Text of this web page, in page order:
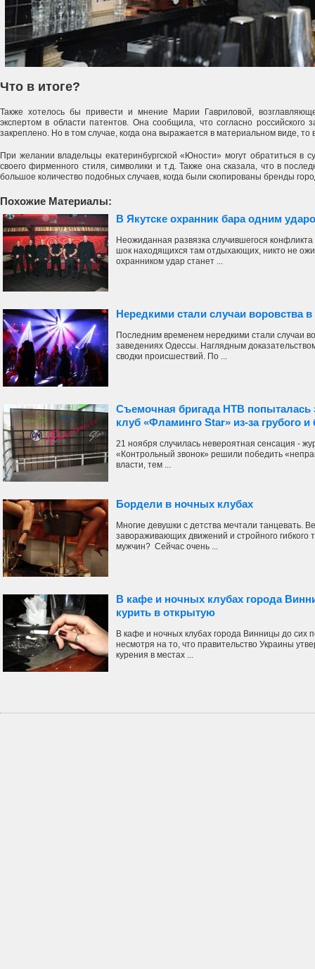
Что в итоге?
Также хотелось бы привести и мнение Марии Гавриловой,
экспертом в области патентов. Она сообщила, что согласно
закреплено. Но в том случае, когда она выражается в материальном виде, то
При желании владельцы екатеринбургской «Юности» могут обратиться в
своего фирменного стиля, символики и т.д. Также она сказала, что в
большое количество подобных случаев, когда были скопированы бренды
Похожие Материалы:
В Якутске охранник бара одним
Неожиданная развязка случившегося
шок находящихся там отдыхающих, никто не
охранником удар станет ...
Нередкими стали случаи воровства
Последним временем нередкими стали случаи
заведениях Одессы. Наглядным
сводки происшествий. По ...
Съемочная бригада НТВ попыталась
клуб «Фламинго Star» из-за грубого и
21 ноября случилась невероятная сенсация -
«Контрольный звонок» решили победить
власти, тем ...
Бордели в ночных клубах
Многие девушки с детства мечтали танцевать.
завораживающих движений и стройного гибкого
мужчин? Сейчас очень ...
В кафе и ночных клубах города
курить в открытую
В кафе и ночных клубах города Винницы до сих
несмотря на то, что правительство Украины
курения в местах ...